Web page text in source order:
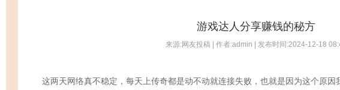
游戏达人分享赚钱的秘方
来源:网友投稿 | 作者:admin | 发布时间:2024-12-18
这两天网络真不稳定，每天上传奇都是动不动就连接失败，也就是因为这个原因